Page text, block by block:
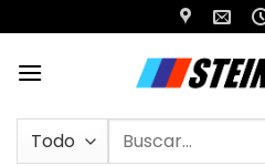
al
contenido
Buscar